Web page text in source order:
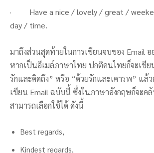
· Have a nice / lovely / great /
day / time.
มาถึงส่วนสุดท้ายในการเขียนจบของ Email อ
หากเป็นอีเมล์ภาษาไทย ปกติคนไทยก็จะเขี
รักและคิดถึง” หรือ “ด้วยรักและเคารพ” แล้
เขียน Email ฉบับนี้ ซึ่งในภาษาอังกฤษก็จะค
สามารถเลือกใช้ได้ ดังนี้
Best regards,
Kindest regards,